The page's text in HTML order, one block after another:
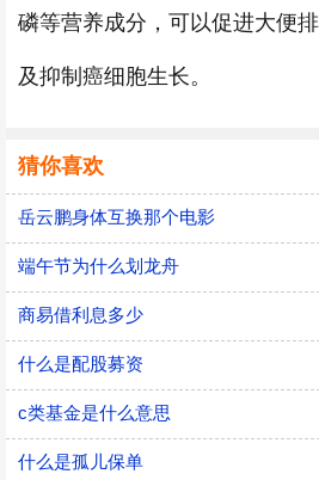
磷等营养成分，可以促进大便
及抑制癌细胞生长。
猜你喜欢
岳云鹏身体互换那个电影
端午节为什么划龙舟
商易借利息多少
什么是配股募资
c类基金是什么意思
什么是孤儿保单